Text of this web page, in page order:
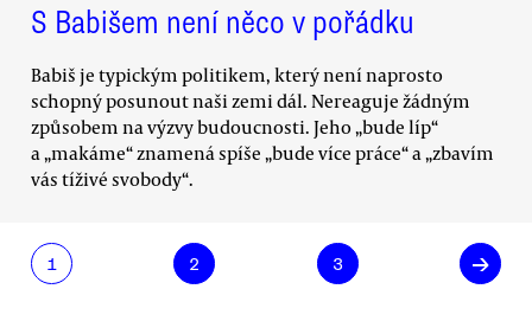
S Babišem není něco v pořádku
Babiš je typickým politikem, který není naprosto
schopný posunout naši zemi dál. Nereaguje žádným
způsobem na výzvy budoucnosti. Jeho „bude líp“
a „makáme“ znamená spíše „bude více práce“ a „zbavím
vás tíživé svobody“.
1 2 3 →